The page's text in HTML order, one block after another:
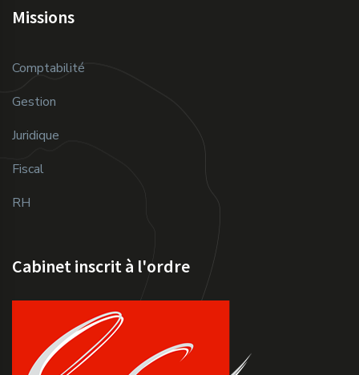
Missions
Comptabilité
Gestion
Juridique
Fiscal
RH
Cabinet inscrit à l'ordre